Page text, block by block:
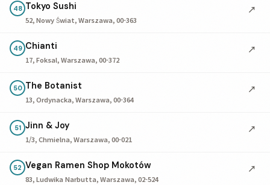
48 Tokyo Sushi
52, Nowy Świat, Warszawa, 00-363
↗
49 Chianti
17, Foksal, Warszawa, 00-372
↗
50 The Botanist
13, Ordynacka, Warszawa, 00-364
↗
51 Jinn & Joy
1/3, Chmielna, Warszawa, 00-021
↗
52 Vegan Ramen Shop Mokotów
83, Ludwika Narbutta, Warszawa, 02-524
↗